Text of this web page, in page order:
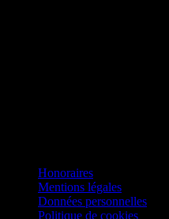
Honoraires
Mentions légales
Données personnelles
Politique de cookies